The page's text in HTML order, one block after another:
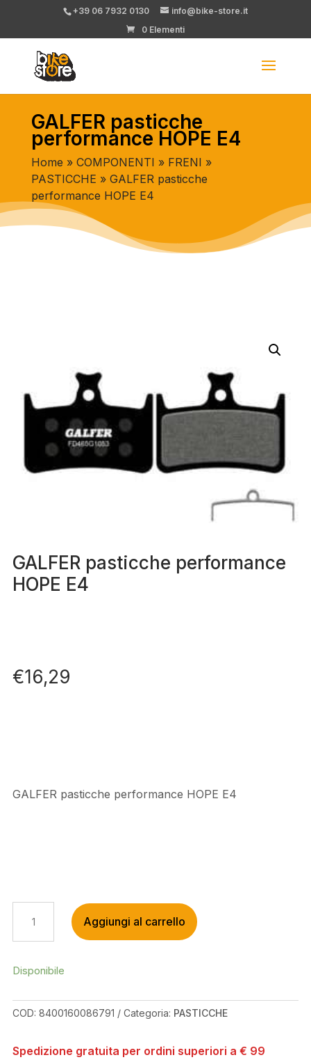
+39 06 7932 0130
info@bike-store.it
0 Elementi
GALFER pasticche
performance HOPE E4
Home » COMPONENTI » FRENI »
PASTICCHE » GALFER pasticche
performance HOPE E4
GALFER pasticche performance
HOPE E4
€16,29
GALFER pasticche performance HOPE E4
PASTICCHE
PERFORMANCE
E4
Aggiungi al carrello
Disponibile
COD: 8400160086791 Categoria: PASTICCHE
Spedizione gratuita per ordini superiori a € 99